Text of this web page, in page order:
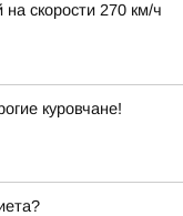
скорости 270 км/ч
куровчане!